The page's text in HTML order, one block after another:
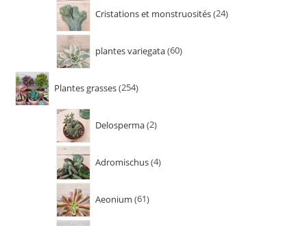
Cristations et monstruosités 24
plantes variegata 60
Plantes grasses 254
Delosperma 2
Adromischus 4
Aeonium 61